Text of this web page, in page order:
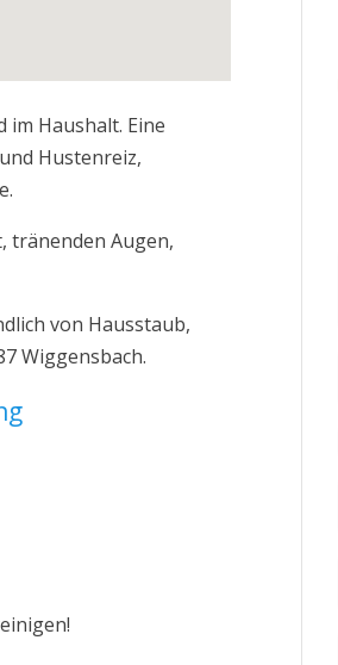
im Haushalt. Eine
Hustenreiz,
tränenden Augen,
von Hausstaub,
Wiggensbach.